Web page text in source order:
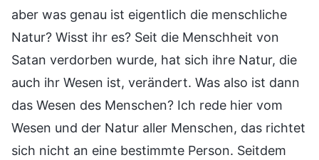
aber was genau ist eigentlich die menschliche
Natur? Wisst ihr es? Seit die Menschheit von
Satan verdorben wurde, hat sich ihre Natur, die
auch ihr Wesen ist, verändert. Was also ist dann
das Wesen des Menschen? Ich rede hier vom
Wesen und der Natur aller Menschen, das richtet
sich nicht an eine bestimmte Person. Seitdem